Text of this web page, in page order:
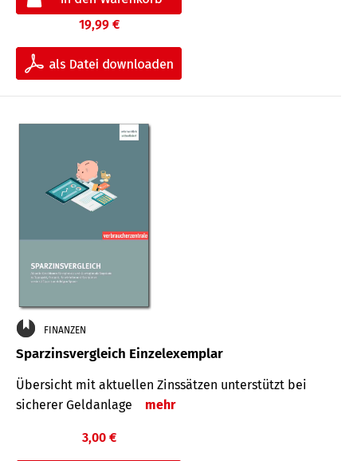
19,99 €
FINANZEN
Sparzinsvergleich Einzelexemplar
Übersicht mit aktuellen Zinssätzen unterstützt bei
sicherer Geldanlage
mehr
3,00 €